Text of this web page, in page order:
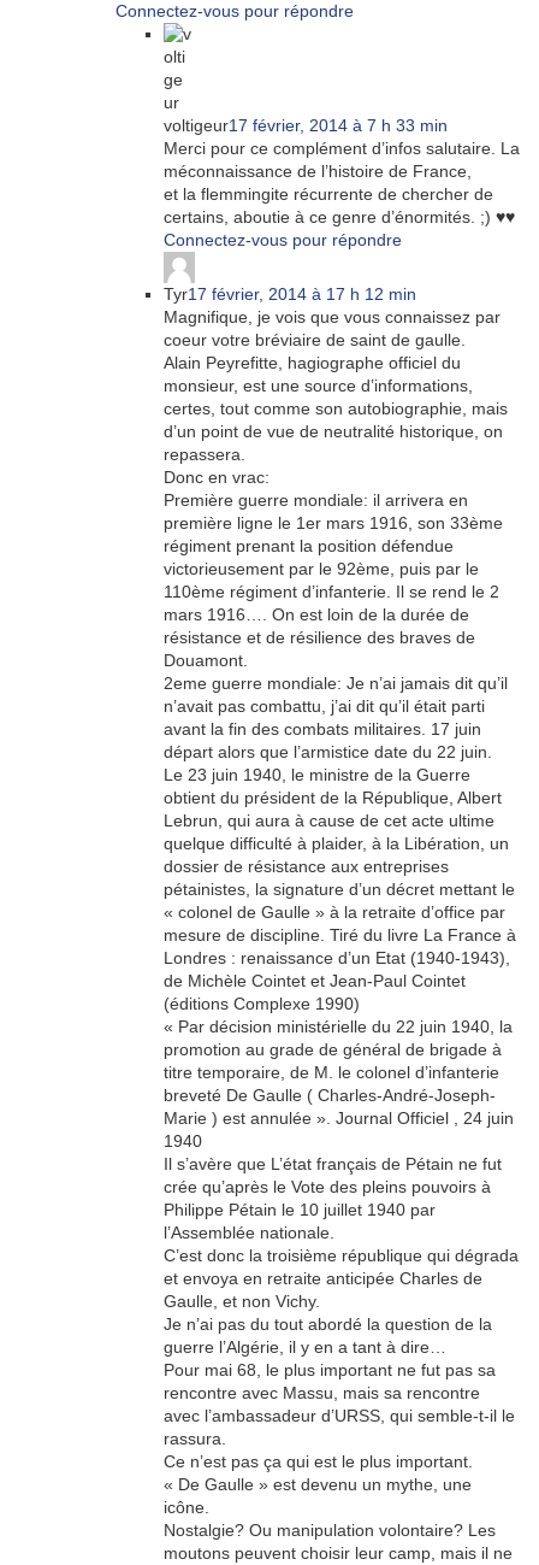
Connectez-vous pour répondre
voltigeur17 février, 2014 à 7 h 33 min
Merci pour ce complément d’infos salutaire. La
méconnaissance de l’histoire de France,
et la flemmingite récurrente de chercher de
certains, aboutie à ce genre d’énormités. ;) ♥♥
Connectez-vous pour répondre
Tyr17 février, 2014 à 17 h 12 min
Magnifique, je vois que vous connaissez par
coeur votre bréviaire de saint de gaulle.
Alain Peyrefitte, hagiographe officiel du
monsieur, est une source d’informations,
certes, tout comme son autobiographie, mais
d’un point de vue de neutralité historique, on
repassera.
Donc en vrac:
Première guerre mondiale: il arrivera en
première ligne le 1er mars 1916, son 33ème
régiment prenant la position défendue
victorieusement par le 92ème, puis par le
110ème régiment d’infanterie. Il se rend le 2
mars 1916…. On est loin de la durée de
résistance et de résilience des braves de
Douamont.
2eme guerre mondiale: Je n’ai jamais dit qu’il
n’avait pas combattu, j’ai dit qu’il était parti
avant la fin des combats militaires. 17 juin
départ alors que l’armistice date du 22 juin.
Le 23 juin 1940, le ministre de la Guerre
obtient du président de la République, Albert
Lebrun, qui aura à cause de cet acte ultime
quelque difficulté à plaider, à la Libération, un
dossier de résistance aux entreprises
pétainistes, la signature d’un décret mettant le
« colonel de Gaulle » à la retraite d’office par
mesure de discipline. Tiré du livre La France à
Londres : renaissance d’un Etat (1940-1943),
de Michèle Cointet et Jean-Paul Cointet
(éditions Complexe 1990)
« Par décision ministérielle du 22 juin 1940, la
promotion au grade de général de brigade à
titre temporaire, de M. le colonel d’infanterie
breveté De Gaulle ( Charles-André-Joseph-
Marie ) est annulée ». Journal Officiel , 24 juin
1940
Il s’avère que L’état français de Pétain ne fut
crée qu’après le Vote des pleins pouvoirs à
Philippe Pétain le 10 juillet 1940 par
l’Assemblée nationale.
C’est donc la troisième république qui dégrada
et envoya en retraite anticipée Charles de
Gaulle, et non Vichy.
Je n’ai pas du tout abordé la question de la
guerre l’Algérie, il y en a tant à dire…
Pour mai 68, le plus important ne fut pas sa
rencontre avec Massu, mais sa rencontre
avec l’ambassadeur d’URSS, qui semble-t-il le
rassura.
Ce n’est pas ça qui est le plus important.
« De Gaulle » est devenu un mythe, une
icône.
Nostalgie? Ou manipulation volontaire? Les
moutons peuvent choisir leur camp, mais il ne